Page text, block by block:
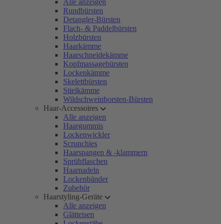
Alle anzeigen
Rundbürsten
Detangler-Bürsten
Flach- & Paddelbürsten
Holzbürsten
Haarkämme
Haarschneidekämme
Kopfmassagebürsten
Lockenkämme
Skelettbürsten
Stielkämme
Wildschweinborsten-Bürsten
Haar-Accessoires
Alle anzeigen
Haargummis
Lockenwickler
Scrunchies
Haarspangen & -klammern
Sprühflaschen
Haarnadeln
Lockenbänder
Zubehör
Haarstyling-Geräte
Alle anzeigen
Glätteisen